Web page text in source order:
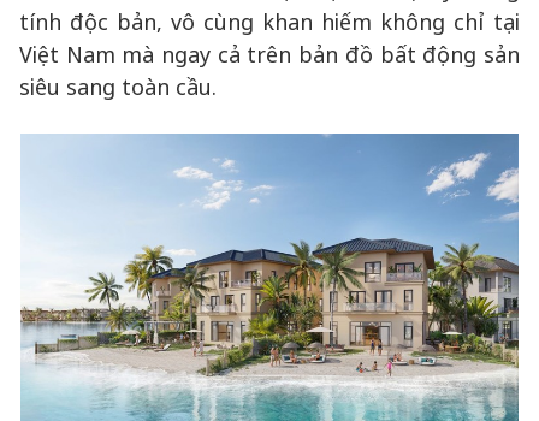
tính độc bản, vô cùng khan hiếm không chỉ tại
Việt Nam mà ngay cả trên bản đồ bất động sản
siêu sang toàn cầu.